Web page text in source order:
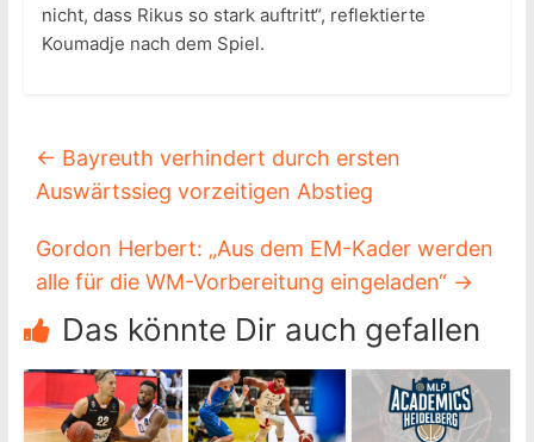
nicht, dass Rikus so stark auftritt“, reflektierte
Koumadje nach dem Spiel.
← Bayreuth verhindert durch ersten
Auswärtssieg vorzeitigen Abstieg
Gordon Herbert: „Aus dem EM-Kader werden
alle für die WM-Vorbereitung eingeladen“ →
Das könnte Dir auch gefallen